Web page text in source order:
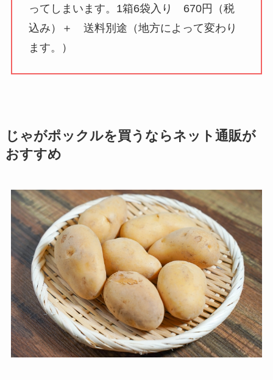
ってしまいます。1箱6袋入り 670円（税
込み）＋ 送料別途（地方によって変わり
ます。）
じゃがポックルを買うならネット通販が
おすすめ